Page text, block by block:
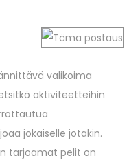
valikoima
aktiviteetteihin
jokaiselle jotakin.
tarjoamat pelit on